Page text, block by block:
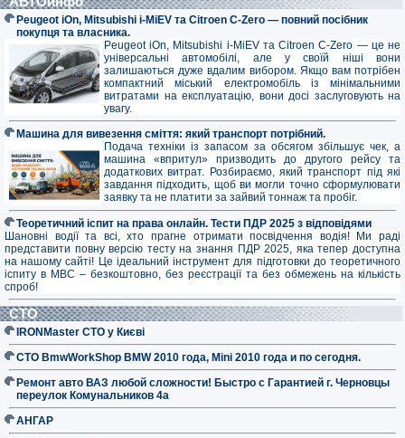
Peugeot iOn, Mitsubishi i-MiEV та Citroen C-Zero — повний посібник
покупця та власника.
Peugeot iOn, Mitsubishi i-MiEV та Citroen C-Zero — це не
універсальні автомобілі, але у своїй ніші вони
залишаються дуже вдалим вибором. Якщо вам потрібен
компактний міський електромобіль із мінімальними
витратами на експлуатацію, вони досі заслуговують на
увагу.
Машина для вивезення сміття: який транспорт потрібний.
Подача техніки із запасом за обсягом збільшує чек, а
машина «впритул» призводить до другого рейсу та
додаткових витрат. Розбираємо, який транспорт під які
завдання підходить, щоб ви могли точно сформулювати
заявку та не платити за зайвий тоннаж та пробіг.
Теоретичний іспит на права онлайн. Тести ПДР 2025 з відповідями
Шановні водії та всі, хто прагне отримати посвідчення водія! Ми раді
представити повну версію тесту на знання ПДР 2025, яка тепер доступна
на нашому сайті! Це ідеальний інструмент для підготовки до теоретичного
іспиту в МВС – безкоштовно, без реєстрації та без обмежень на кількість
спроб!
СТО
IRONMaster СТО у Києві
СТО BmwWorkShop BMW 2010 года, Mini 2010 года и по сегодня.
Ремонт авто ВАЗ любой сложности! Быстро с Гарантией г. Черновцы
переулок Комунальников 4а
АНГАР